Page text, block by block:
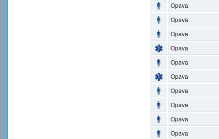
Opava
Opava
Opava
Opava
Opava
Opava
Opava
Opava
Opava
Opava